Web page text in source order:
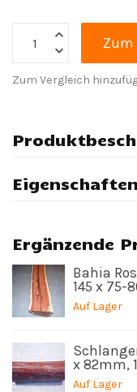
Zum
Zum Vergleich
Eigenschaften
Ergänzende
Bahia
145 x 75-
Auf Lager
x 82mm,
Auf Lager